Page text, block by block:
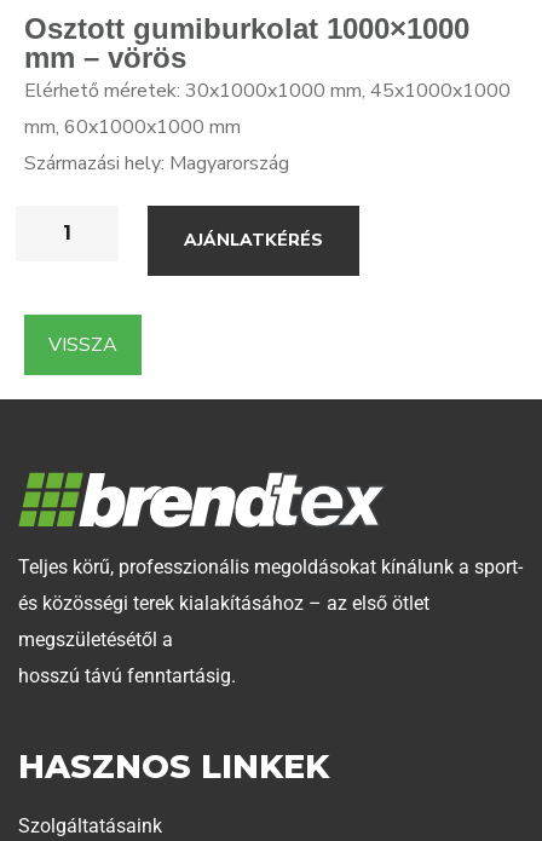
Osztott gumiburkolat 1000×1000
mm – vörös
Elérhető méretek: 30x1000x1000 mm, 45x1000x1000
mm, 60x1000x1000 mm
Származási hely: Magyarország
AJÁNLATKÉRÉS
VISSZA
Teljes körű, professzionális megoldásokat kínálunk a sport-
és közösségi terek kialakításához – az első ötlet
megszületésétől a
hosszú távú fenntartásig.
HASZNOS LINKEK
Szolgáltatásaink